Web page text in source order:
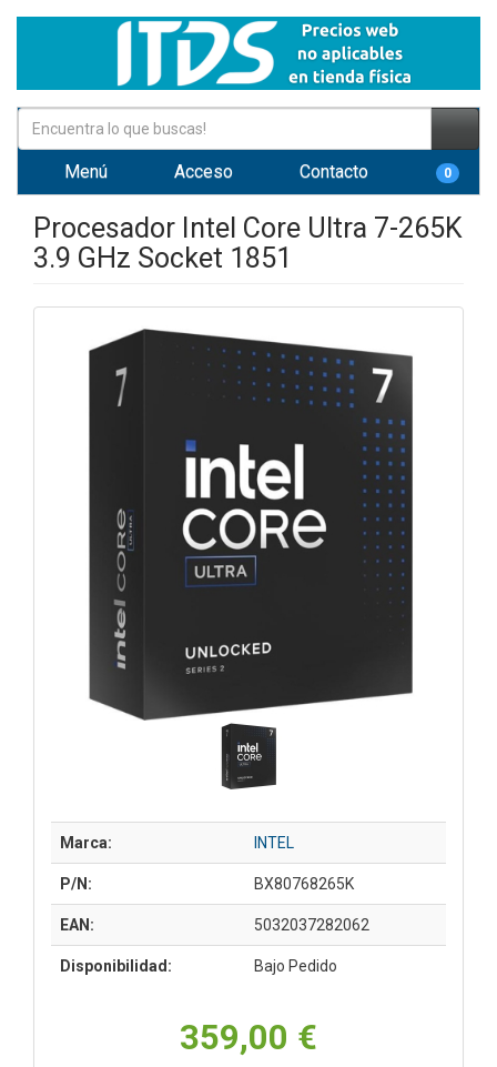
Menú Acceso Contacto 0
Procesador Intel Core Ultra 7-265K
3.9 GHz Socket 1851
Marca: INTEL
P/N: BX80768265K
EAN: 5032037282062
Disponibilidad: Bajo Pedido
359,00 €